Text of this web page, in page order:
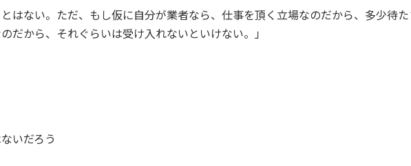
はない。ただ、もし仮に自分が業者なら、仕事を頂く立場なのだから、多少待
だから、それぐらいは受け入れないといけない。」
いだろう